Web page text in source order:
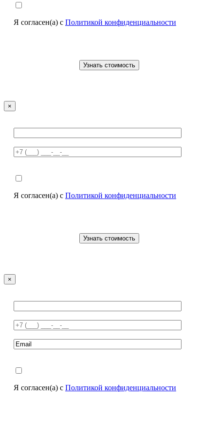
Я согласен(а) с Политикой конфиденциальности
×
Я согласен(а) с Политикой конфиденциальности
×
Я согласен(а) с Политикой конфиденциальности